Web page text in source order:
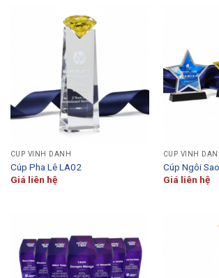
CÚP VINH DANH
Cúp Pha Lê LA02
Giá liên hệ
CÚP VINH
Cúp Ngôi
Giá liên hệ